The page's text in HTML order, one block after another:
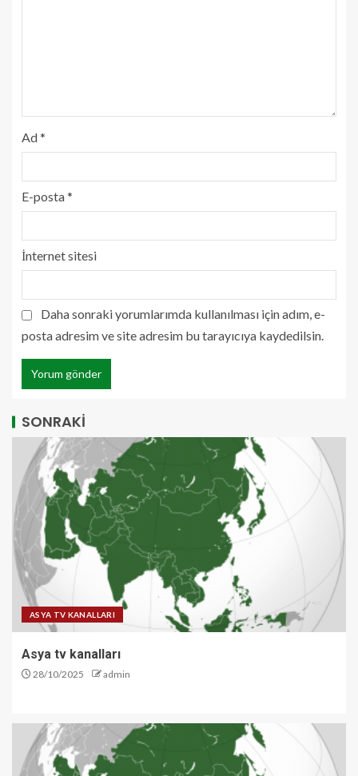
Ad*
E-posta*
İnternet sitesi
Daha sonraki yorumlarımda kullanılması için adım, e-
posta adresim ve site adresim bu tarayıcıya kaydedilsin.
SONRAKİ
ASYA TV KANALLARI
Asya tv kanalları
28/10/2025 admin